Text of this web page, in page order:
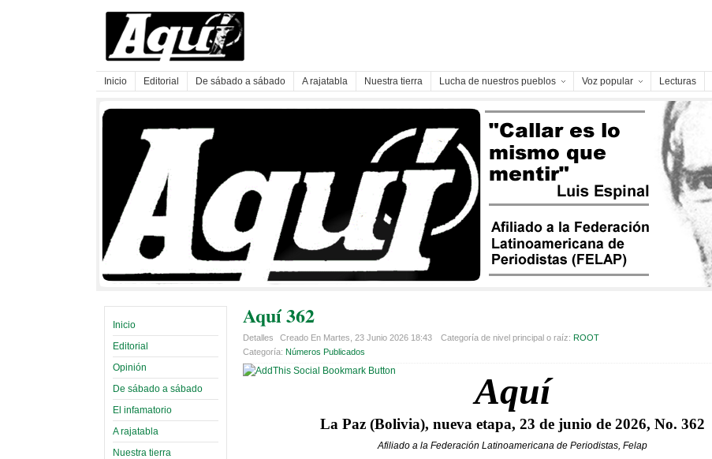
Inicio Editorial De sábado a sábado A rajatabla Nuestra tierra Lucha de nuestros pueblos Voz popular Lecturas
Inicio
Editorial
Opinión
De sábado a sábado
El infamatorio
A rajatabla
Nuestra tierra
Aquí 362
Detalles Creado En Martes, 23 Junio 2026 18:43 Categoría de nivel principal o raíz: ROOT
Categoría: Números Publicados
Aquí
La Paz (Bolivia), nueva etapa, 23 de junio de 2026, No. 362
Afiliado a la Federación Latinoamericana de Periodistas, Felap